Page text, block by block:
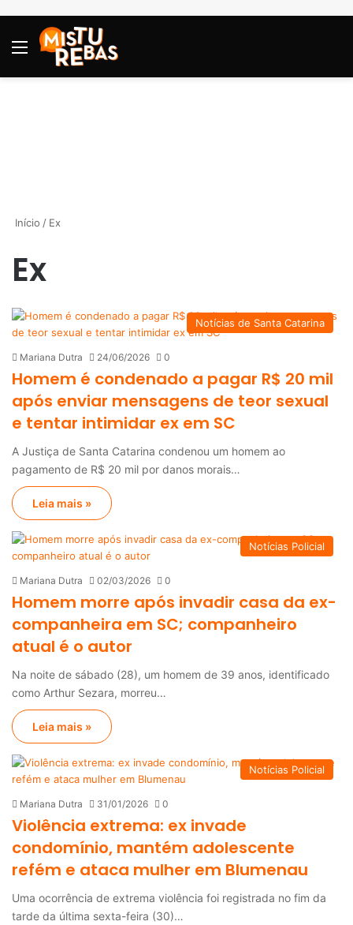
Menu
Início / Ex
Ex
Notícias de Santa Catarina
Mariana Dutra 24/06/2026 0
Homem é condenado a pagar R$ 20 mil
após enviar mensagens de teor sexual
e tentar intimidar ex em SC
A Justiça de Santa Catarina condenou um homem ao
pagamento de R$ 20 mil por danos morais…
Leia mais »
Notícias Policial
Mariana Dutra 02/03/2026 0
Homem morre após invadir casa da ex-
companheira em SC; companheiro
atual é o autor
Na noite de sábado (28), um homem de 39 anos, identificado
como Arthur Sezara, morreu…
Leia mais »
Notícias Policial
Mariana Dutra 31/01/2026 0
Violência extrema: ex invade
condomínio, mantém adolescente
refém e ataca mulher em Blumenau
Uma ocorrência de extrema violência foi registrada no fim da
tarde da última sexta-feira (30)…